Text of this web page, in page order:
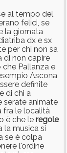
al tempo del
felici, se
la giornata
dx e sx
per chi non sa
di non capire
Pallanza e
Ascona
definite
di chi a
serate animate
fra le località
è che le regole
la musica si
se è colpa
l'ordine